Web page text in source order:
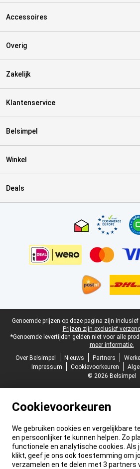
Accessoires
Overig
Zakelijk
Klantenservice
Belsimpel
Winkel
Deals
Juridische voettekst
Genoemde prijzen op deze pagina zijn
Prijzen zijn exclusief
*Genoemde levertijden gelden niet voor alle
meer informatie.
Over Belsimpel
Nieuws Partners
Impressum
Cookievoorkeuren
© 2026 Belsimpel
Cookievoorkeuren
We gebruiken cookies en vergelijkbare
en persoonlijker te kunnen helpen. Zo
functionele en analytische cookies. Als
klikt, geef je ons ook toestemming om
verzamelen en te delen met 3 partners